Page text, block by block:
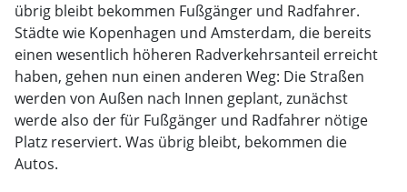
übrig bleibt bekommen Fußgänger und Radfahrer.
Städte wie Kopenhagen und Amsterdam, die bereits
einen wesentlich höheren Radverkehrsanteil erreicht
haben, gehen nun einen anderen Weg: Die Straßen
werden von Außen nach Innen geplant, zunächst
werde also der für Fußgänger und Radfahrer nötige
Platz reserviert. Was übrig bleibt, bekommen die
Autos.